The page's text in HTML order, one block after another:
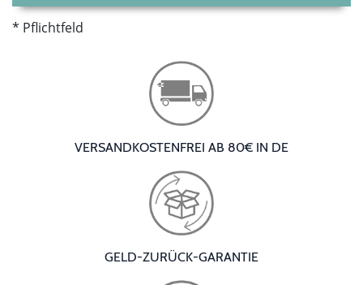
Pflichtfeld
VERSANDKOSTENFREI AB 80€ IN DE
GELD-ZURÜCK-GARANTIE